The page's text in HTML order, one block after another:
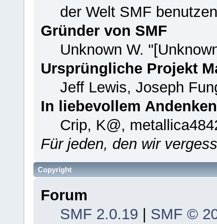
der Welt SMF
Gründer von SMF
Unknown W.
Ursprüngliche Projekt
Jeff Lewis, Joseph
In liebevollem
Crip, K@,
Für jeden, den wir
Copyright
Forum
SMF 2.0.19
SMF ©